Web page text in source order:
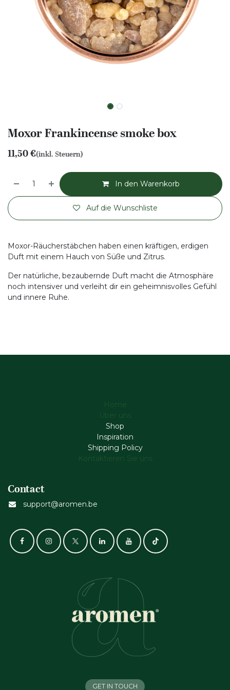
Moxor Frankincense smoke box
11,50€(inkl. Steuern)
In den Warenkorb
Auf die Wunschliste
Moxor-Räucherstäbchen haben einen kräftigen, erdigen
Duft mit einem Hauch von Süße und Zitrus.
Der natürliche, bezaubernde Duft macht die Atmosphäre
noch intensiver und verleiht dir ein geheimnisvolles Gefühl
und innere Ruhe.
Home
Über uns
Shop
Inspiration
Shipping Policy
Kontaktieren Sie uns
Contact
support@aromen.be
GET IN TOUCH